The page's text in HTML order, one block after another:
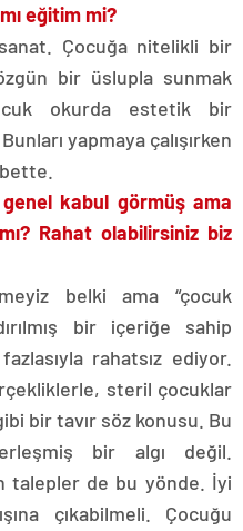
eğitim mi?
Çocuğa nitelikli bir
bir üslupla sunmak
okurda estetik bir
yapmaya çalışırken
kabul görmüş ama
Rahat olabilirsiniz biz
belki ama “çocuk
bir içeriğe sahip
rahatsız ediyor.
steril çocuklar
bir tavır söz konusu. Bu
bir algı değil.
talepler de bu yönde. İyi
çıkabilmeli. Çocuğu